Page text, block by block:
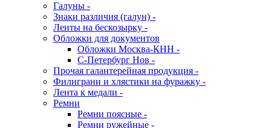
Галуны -
Знаки различия (галун) -
Ленты на бескозырку -
Обложки для документов
Обложки Москва-КНН -
С-Петербург Нов -
Прочая галантерейная продукция -
Филиграни и хлястики на фуражку -
Лента к медали -
Ремни
Ремни поясные -
Ремни ружейные -